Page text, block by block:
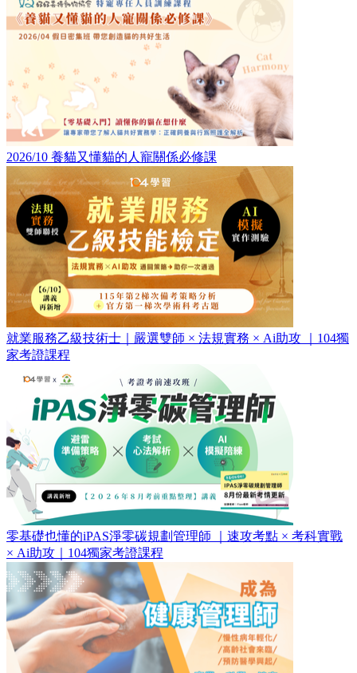
2026/10 養貓又懂貓的人寵關係必修課
就業服務乙級技術士｜嚴選雙師 × 法規實務 × Ai助攻 ｜104獨
家考證課程
零基礎也懂的iPAS淨零碳規劃管理師 ｜速攻考點 × 考科實戰
× Ai助攻｜104獨家考證課程